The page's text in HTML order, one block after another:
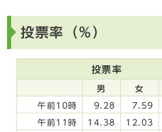
投票率（％）
投票率
男 女
午前10時 9.28 7.59
午前11時 14.38 12.03